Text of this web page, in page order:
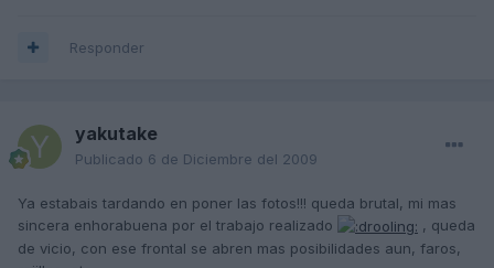
Responder
yakutake
Publicado 6 de Diciembre del 2009
Ya estabais tardando en poner las fotos!!! queda brutal, mi mas
sincera enhorabuena por el trabajo realizado
, queda
de vicio, con ese frontal se abren mas posibilidades aun, faros,